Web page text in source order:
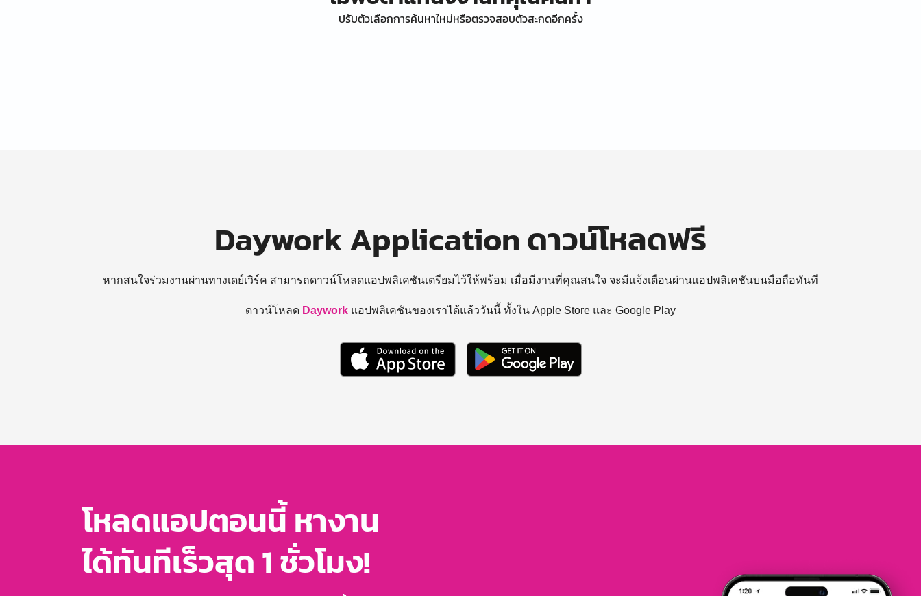
ปรับตัวเลือกการค้นหาใหม่หรือตรวจสอบตัวสะกดอีกครั้ง
Daywork Application ดาวน์โหลดฟรี
หากสนใจร่วมงานผ่านทางเดย์เวิร์ค สามารถดาวน์โหลดแอปพลิเคชันเตรียมไว้ให้พร้อม เมื่อมีงานที่คุณสนใจ จะมีแจ้งเตือนผ่านแอปพลิเคชันบนมือถือทันที
ดาวน์โหลด Daywork แอปพลิเคชันของเราได้แล้ววันนี้ ทั้งใน Apple Store และ Google Play
โหลดแอปตอนนี้ หางาน
ได้ทันทีเร็วสุด 1 ชั่วโมง!